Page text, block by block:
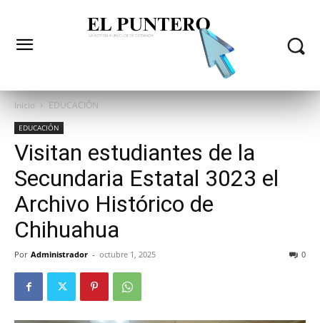
Inicio EDUCACIÓN
EDUCACIÓN
Visitan estudiantes de la
Secundaria Estatal 3023 el
Archivo Histórico de
Chihuahua
Por Administrador - octubre 1, 2025 0